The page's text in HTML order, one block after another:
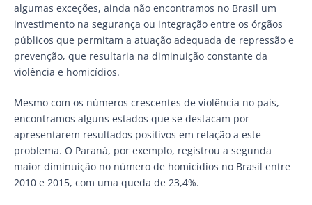
algumas exceções, ainda não encontramos no Brasil um
investimento na segurança ou integração entre os órgãos
públicos que permitam a atuação adequada de repressão e
prevenção, que resultaria na diminuição constante da
violência e homicídios.
Mesmo com os números crescentes de violência no país,
encontramos alguns estados que se destacam por
apresentarem resultados positivos em relação a este
problema. O Paraná, por exemplo, registrou a segunda
maior diminuição no número de homicídios no Brasil entre
2010 e 2015, com uma queda de 23,4%.